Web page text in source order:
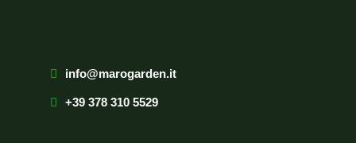
info@marogarden.it
+39 378 310 5529